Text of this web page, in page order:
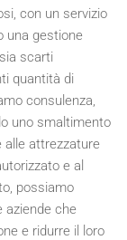
con un servizio
una gestione
scarti
quantità di
consulenza,
uno smaltimento
alle attrezzature
e al
possiamo
aziende che
e ridurre il loro